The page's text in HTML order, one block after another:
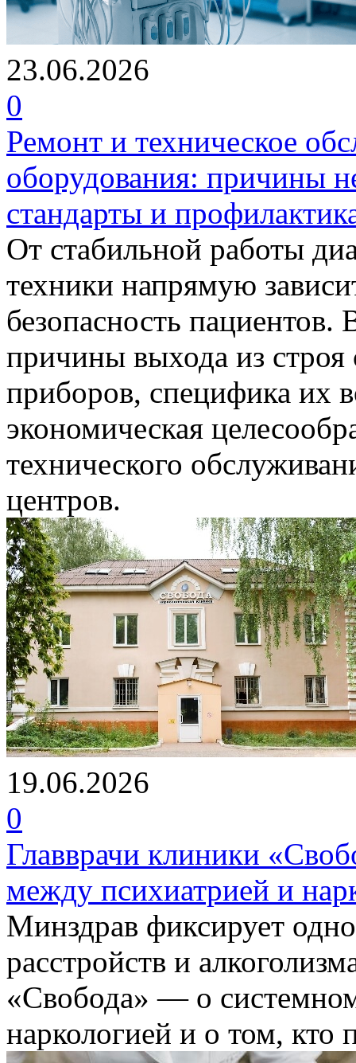
23.06.2026
0
Ремонт и техническое
оборудования: причины
стандарты и
От стабильной работы
техники напрямую
безопасность пациентов.
причины выхода из
приборов, специфика их
экономическая
технического
центров.
19.06.2026
0
Главврачи клиники
между психиатрией и
Минздрав фиксирует
расстройств и
«Свобода» — о
наркологией и о том, кто